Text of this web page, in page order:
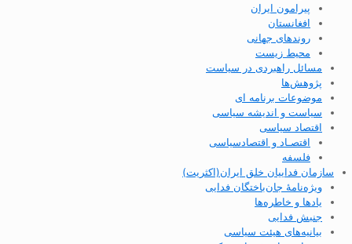
پیرامون ایران
افغانستان
روندهای جهانی
محیط زیست
مسائل راهبردی در سیاست
پژوهش‌ها
موضوعات برنامه ای
سیاست و اندیشه سیاسی
اقتصاد سیاسی
اقتصـاد و اقتصاد‌سیاسی
فلسفه
سازمان فداییان خلق ایران(اکثریت)
ویژه‌نامهٔ جان‌باختگان فدایی
یادها و خاطره‌ها
جنبش فدایی
بیانیه‌های هیئت سیاسی